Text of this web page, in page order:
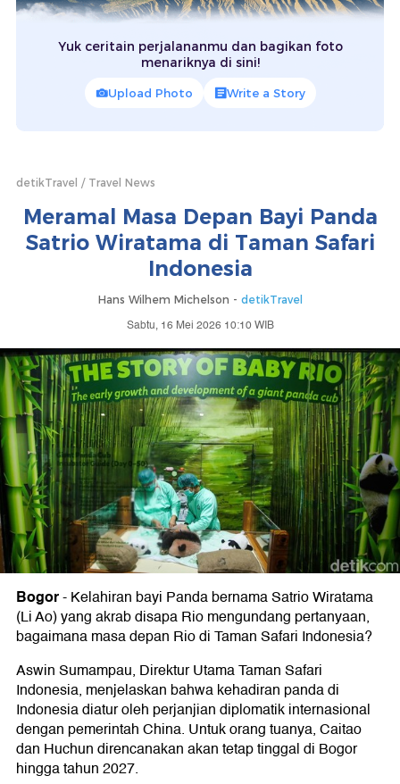
Yuk ceritain perjalananmu dan bagikan foto
menariknya di sini!
Upload Photo Write a Story
detikTravel Travel News
Meramal Masa Depan Bayi Panda
Satrio Wiratama di Taman Safari
Indonesia
Hans Wilhem Michelson - detikTravel
Sabtu, 16 Mei 2026 10:10 WIB
Bogor-Kelahiran bayi Panda bernama Satrio Wiratama
(Li Ao) yang akrab disapa Rio mengundang pertanyaan,
bagaimana masa depan Rio di Taman Safari Indonesia?
Aswin Sumampau, Direktur Utama Taman Safari
Indonesia, menjelaskan bahwa kehadiran panda di
Indonesia diatur oleh perjanjian diplomatik internasional
dengan pemerintah China. Untuk orang tuanya, Caitao
dan Huchun direncanakan akan tetap tinggal di Bogor
hingga tahun 2027.